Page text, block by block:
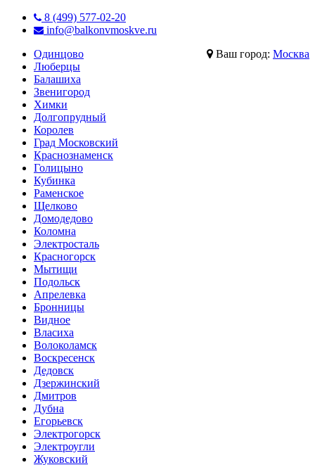
8 (499) 577-02-20
info@balkonvmoskve.ru
Ваш город: Москва
Одинцово
Люберцы
Балашиха
Звенигород
Химки
Долгопрудный
Королев
Град Московский
Краснознаменск
Голицыно
Кубинка
Раменское
Щелково
Домодедово
Коломна
Электросталь
Красногорск
Мытищи
Подольск
Апрелевка
Бронницы
Видное
Власиха
Волоколамск
Воскресенск
Дедовск
Дзержинский
Дмитров
Дубна
Егорьевск
Электрогорск
Электроугли
Жуковский